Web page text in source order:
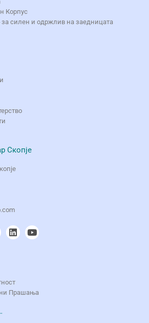
Корпус
силен и одржлив на заедницата
Скопје
Прашања